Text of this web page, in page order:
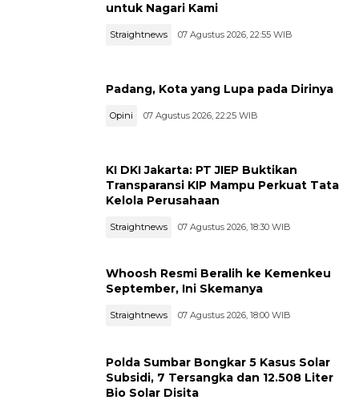
untuk Nagari Kami
Straightnews 07 Agustus 2026, 22:55 WIB
Padang, Kota yang Lupa pada Dirinya
Opini 07 Agustus 2026, 22:25 WIB
KI DKI Jakarta: PT JIEP Buktikan
Transparansi KIP Mampu Perkuat Tata
Kelola Perusahaan
Straightnews 07 Agustus 2026, 18:30 WIB
Whoosh Resmi Beralih ke Kemenkeu
September, Ini Skemanya
Straightnews 07 Agustus 2026, 18:00 WIB
Polda Sumbar Bongkar 5 Kasus Solar
Subsidi, 7 Tersangka dan 12.508 Liter
Bio Solar Disita